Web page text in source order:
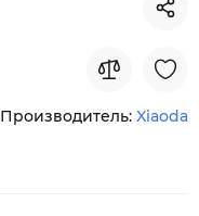
Производитель: Xiaoda